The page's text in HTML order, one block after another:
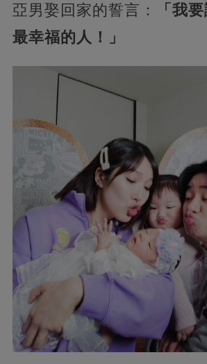
亞男娶回家的誓言：
「我
最幸福的人！」